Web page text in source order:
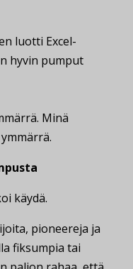
luotti Excel-
hyvin pumput
Minä
käydä.
pioneereja ja
fiksumpia tai